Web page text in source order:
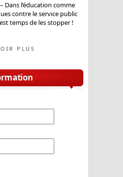
Dans l’éducation comme
contre le service public
temps de les stopper !
PLUS